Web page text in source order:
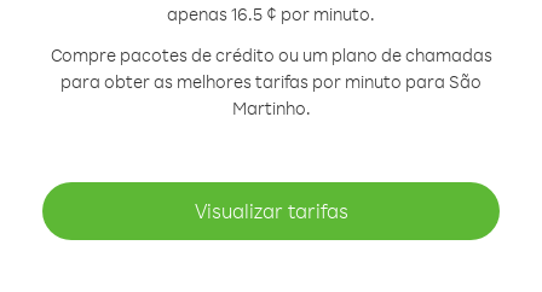
apenas 16.5 ¢ por minuto.
Compre pacotes de crédito ou um plano de chamadas
para obter as melhores tarifas por minuto para São
Martinho.
Visualizar tarifas